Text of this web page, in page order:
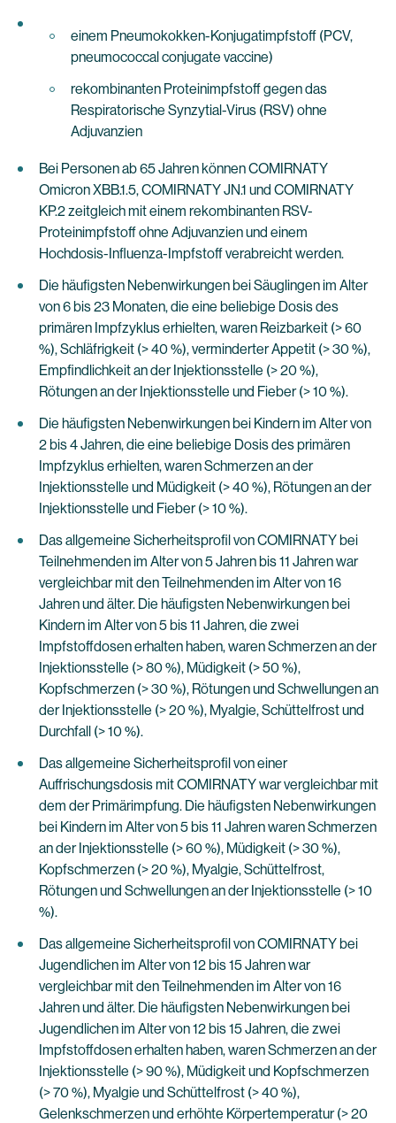
einem Pneumokokken-Konjugatimpfstoff (PCV,
pneumococcal conjugate vaccine)
rekombinanten Proteinimpfstoff gegen das
Respiratorische Synzytial-Virus (RSV) ohne
Adjuvanzien
Bei Personen ab 65 Jahren können COMIRNATY
Omicron XBB.1.5, COMIRNATY JN.1 und COMIRNATY
KP.2 zeitgleich mit einem rekombinanten RSV-
Proteinimpfstoff ohne Adjuvanzien und einem
Hochdosis-Influenza-Impfstoff verabreicht werden.
Die häufigsten Nebenwirkungen bei Säuglingen im Alter
von 6 bis 23 Monaten, die eine beliebige Dosis des
primären Impfzyklus erhielten, waren Reizbarkeit (> 60
%), Schläfrigkeit (> 40 %), verminderter Appetit (> 30 %),
Empfindlichkeit an der Injektionsstelle (> 20 %),
Rötungen an der Injektionsstelle und Fieber (> 10 %).
Die häufigsten Nebenwirkungen bei Kindern im Alter von
2 bis 4 Jahren, die eine beliebige Dosis des primären
Impfzyklus erhielten, waren Schmerzen an der
Injektionsstelle und Müdigkeit (> 40 %), Rötungen an der
Injektionsstelle und Fieber (> 10 %).
Das allgemeine Sicherheitsprofil von COMIRNATY bei
Teilnehmenden im Alter von 5 Jahren bis 11 Jahren war
vergleichbar mit den Teilnehmenden im Alter von 16
Jahren und älter. Die häufigsten Nebenwirkungen bei
Kindern im Alter von 5 bis 11 Jahren, die zwei
Impfstoffdosen erhalten haben, waren Schmerzen an der
Injektionsstelle (> 80 %), Müdigkeit (> 50 %),
Kopfschmerzen (> 30 %), Rötungen und Schwellungen an
der Injektionsstelle (> 20 %), Myalgie, Schüttelfrost und
Durchfall (> 10 %).
Das allgemeine Sicherheitsprofil von einer
Auffrischungsdosis mit COMIRNATY war vergleichbar mit
dem der Primärimpfung. Die häufigsten Nebenwirkungen
bei Kindern im Alter von 5 bis 11 Jahren waren Schmerzen
an der Injektionsstelle (> 60 %), Müdigkeit (> 30 %),
Kopfschmerzen (> 20 %), Myalgie, Schüttelfrost,
Rötungen und Schwellungen an der Injektionsstelle (> 10
%).
Das allgemeine Sicherheitsprofil von COMIRNATY bei
Jugendlichen im Alter von 12 bis 15 Jahren war
vergleichbar mit den Teilnehmenden im Alter von 16
Jahren und älter. Die häufigsten Nebenwirkungen bei
Jugendlichen im Alter von 12 bis 15 Jahren, die zwei
Impfstoffdosen erhalten haben, waren Schmerzen an der
Injektionsstelle (> 90 %), Müdigkeit und Kopfschmerzen
(> 70 %), Myalgie und Schüttelfrost (> 40 %),
Gelenkschmerzen und erhöhte Körpertemperatur (> 20